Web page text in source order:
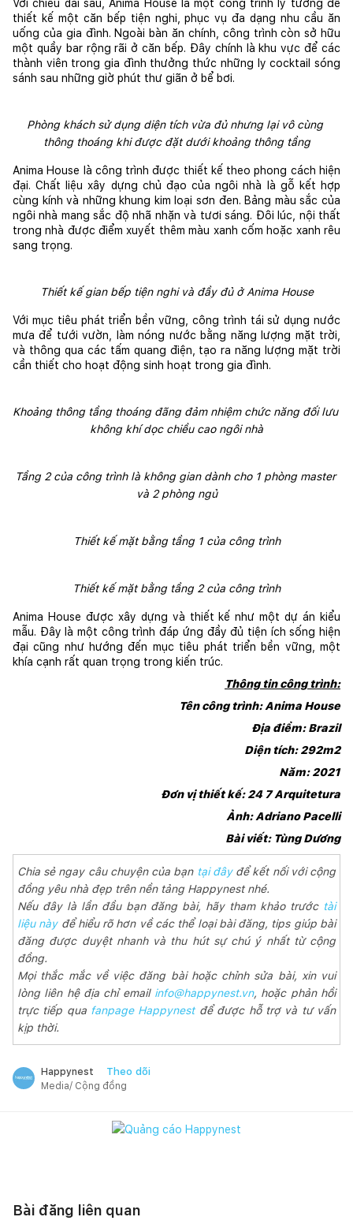
Với chiều dài sâu, Anima House là một công trình lý tưởng để
thiết kế một căn bếp tiện nghi, phục vụ đa dạng nhu cầu ăn
uống của gia đình. Ngoài bàn ăn chính, công trình còn sở hữu
một quầy bar rộng rãi ở căn bếp. Đây chính là khu vực để các
thành viên trong gia đình thưởng thức những ly cocktail sóng
sánh sau những giờ phút thư giãn ở bể bơi.
Phòng khách sử dụng diện tích vừa đủ nhưng lại vô cùng
thông thoáng khi được đặt dưới khoảng thông tầng
Anima House là công trình được thiết kế theo phong cách hiện
đại. Chất liệu xây dựng chủ đạo của ngôi nhà là gỗ kết hợp
cùng kính và những khung kim loại sơn đen. Bảng màu sắc của
ngôi nhà mang sắc độ nhã nhặn và tươi sáng. Đôi lúc, nội thất
trong nhà được điểm xuyết thêm màu xanh cốm hoặc xanh rêu
sang trọng.
Thiết kế gian bếp tiện nghi và đầy đủ ở Anima House
Với mục tiêu phát triển bền vững, công trình tái sử dụng nước
mưa để tưới vườn, làm nóng nước bằng năng lượng mặt trời,
và thông qua các tấm quang điện, tạo ra năng lượng mặt trời
cần thiết cho hoạt động sinh hoạt trong gia đình.
Khoảng thông tầng thoáng đãng đảm nhiệm chức năng đối lưu
không khí dọc chiều cao ngôi nhà
Tầng 2 của công trình là không gian dành cho 1 phòng master
và 2 phòng ngủ
Thiết kế mặt bằng tầng 1 của công trình
Thiết kế mặt bằng tầng 2 của công trình
Anima House được xây dựng và thiết kế như một dự án kiểu
mẫu. Đây là một công trình đáp ứng đầy đủ tiện ích sống hiện
đại cũng như hướng đến mục tiêu phát triển bền vững, một
khía cạnh rất quan trọng trong kiến trúc.
Thông tin công trình:
Tên công trình: Anima House
Địa điểm: Brazil
Diện tích: 292m2
Năm: 2021
Đơn vị thiết kế: 24 7 Arquitetura
Ảnh: Adriano Pacelli
Bài viết: Tùng Dương
Chia sẻ ngay câu chuyện của bạn tại đâyđể kết nối với cộng
đồng yêu nhà đẹp trên nền tảng Happynest nhé.
Nếu đây là lần đầu bạn đăng bài, hãy tham khảo trước tài
liệu nàyđể hiểu rõ hơn về các thể loại bài đăng, tips giúp bài
đăng được duyệt nhanh và thu hút sự chú ý nhất từ cộng
đồng.
Mọi thắc mắc về việc đăng bài hoặc chỉnh sửa bài, xin vui
lòng liên hệ địa chỉ email info@happynest.vn, hoặc phản hồi
trực tiếp qua fanpage Happynestđể được hỗ trợ và tư vấn
kịp thời.
Happynest Theo dõi
Media/ Cộng đồng
Bài đăng liên quan